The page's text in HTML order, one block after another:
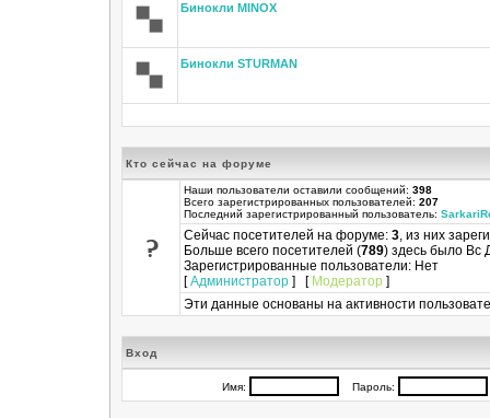
Бинокли MINOX
Бинокли STURMAN
Кто сейчас на форуме
Наши пользователи оставили сообщений: 398
Всего зарегистрированных пользователей: 207
Последний зарегистрированный пользователь:
Сейчас посетителей на форуме: 3, из них
Больше всего посетителей (789) здесь было Вс
Зарегистрированные пользователи: Нет
[Администратор ] [ Модератор ]
Эти данные основаны на активности
Вход
Имя: Пароль: